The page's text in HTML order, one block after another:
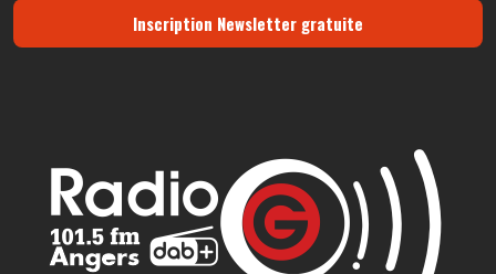
Inscription Newsletter gratuite